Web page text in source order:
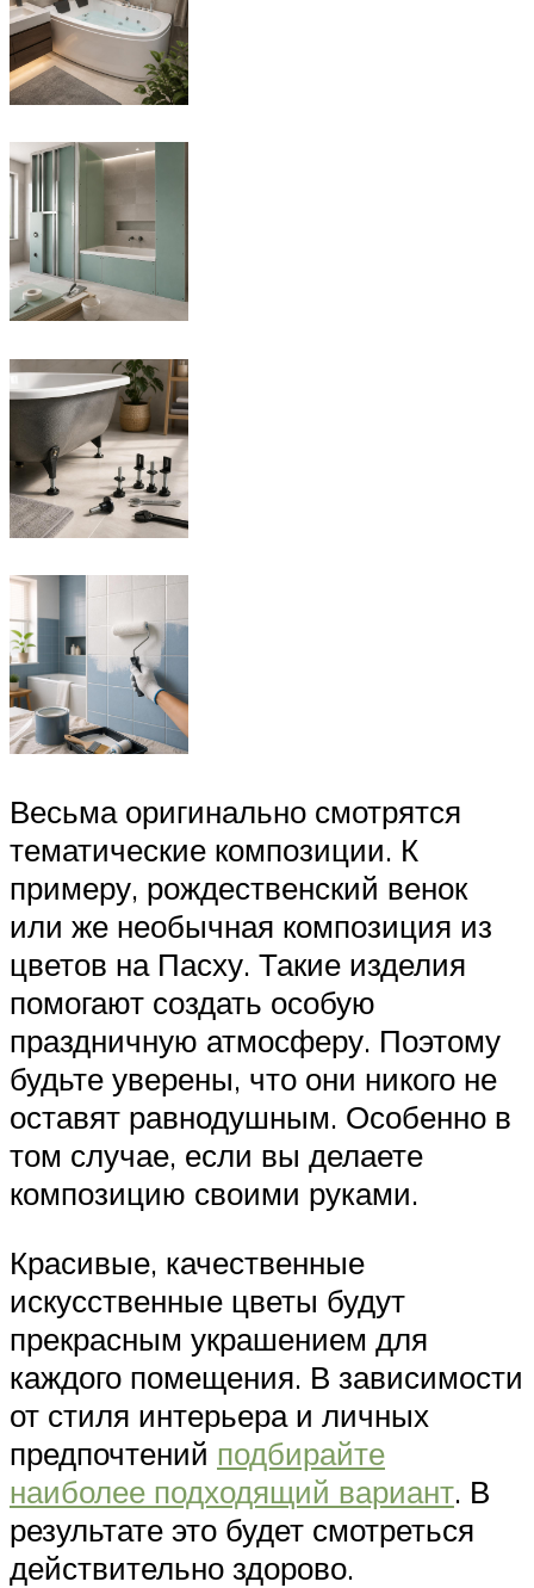
Весьма оригинально смотрятся
тематические композиции. К
примеру, рождественский венок
или же необычная композиция из
цветов на Пасху. Такие изделия
помогают создать особую
праздничную атмосферу. Поэтому
будьте уверены, что они никого не
оставят равнодушным. Особенно в
том случае, если вы делаете
композицию своими руками.
Красивые, качественные
искусственные цветы будут
прекрасным украшением для
каждого помещения. В зависимости
от стиля интерьера и личных
предпочтений подбирайте
наиболее подходящий вариант. В
результате это будет смотреться
действительно здорово.